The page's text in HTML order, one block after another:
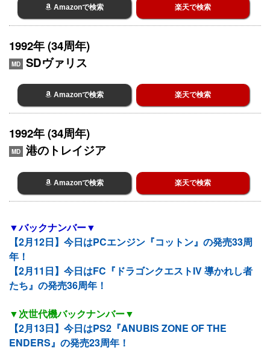
Amazonで検索 楽天で検索
1992年 (34周年)
MD SDヴァリス
Amazonで検索 楽天で検索
1992年 (34周年)
MD 港のトレイジア
Amazonで検索 楽天で検索
▼バックナンバー▼
【2月12日】今日はPCエンジン『コットン』の発売33周
年！
【2月11日】今日はFC『ドラゴンクエストIV 導かれし者
たち』の発売36周年！
▼次世代機バックナンバー▼
【2月13日】今日はPS2『ANUBIS ZONE OF THE
ENDERS』の発売23周年！